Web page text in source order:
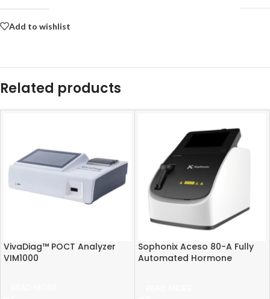
Add to wishlist
Related products
VivaDiag™ POCT Analyzer
VIM1000
Sophonix Aceso 80-A Fully
Automated Hormone